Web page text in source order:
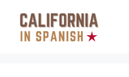
contenido